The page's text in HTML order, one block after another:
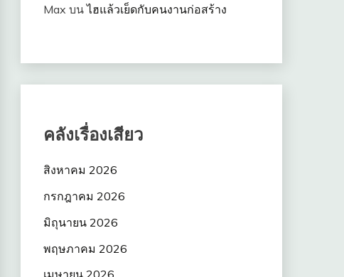
Max บนไฮแล้วเย็ดกับคนงานก่อสร้าง
คลังเรื่องเสียว
สิงหาคม 2026
กรกฎาคม 2026
มิถุนายน 2026
พฤษภาคม 2026